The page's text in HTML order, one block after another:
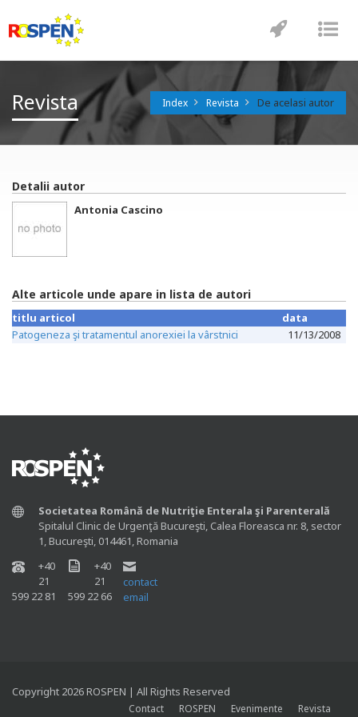
Revista Index Revista De acelasi autor
Detalii autor
Antonia Cascino
Alte articole unde apare in lista de autori
titlu articol
data
Patogeneza şi tratamentul anorexiei la vârstnici
11/13/2008
Societatea Română de Nutriţie Enterala şi Parenterală
Spitalul Clinic de Urgenţă Bucureşti, Calea Floreasca nr. 8, sector
1, Bucureşti, 014461, Romania
+40
21
599 22 81
+40
21
599 22 66
contact
email
Copyright 2026 ROSPEN | All Rights Reserved
Revista
Evenimente
ROSPEN
Contact